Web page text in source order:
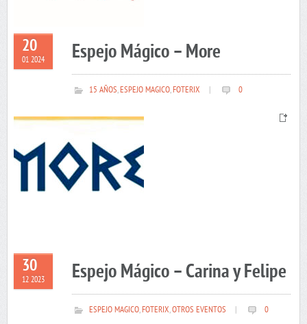
20
01 2024 Espejo Mágico – More
15 AÑOS,ESPEJO MAGICO,FOTERIX 0
30
12 2023 Espejo Mágico – Carina y Felipe
ESPEJO MAGICO,FOTERIX,OTROS EVENTOS 0